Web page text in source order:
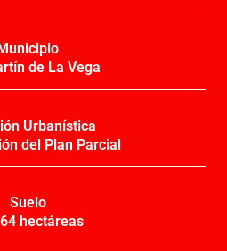
de La Vega
Urbanística
del Plan Parcial
Suelo
hectáreas